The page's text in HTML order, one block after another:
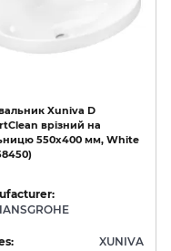
Xuniva D
врізний на
550х400 мм, White
XUNIVA